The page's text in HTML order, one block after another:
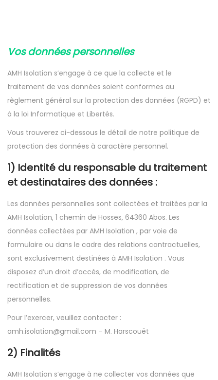
Vos données personnelles
AMH Isolation s’engage à ce que la collecte et le
traitement de vos données soient conformes au
règlement général sur la protection des données (RGPD) et
à la loi Informatique et Libertés.
Vous trouverez ci-dessous le détail de notre politique de
protection des données à caractère personnel.
1) Identité du responsable du traitement
et destinataires des données :
Les données personnelles sont collectées et traitées par la
AMH Isolation, 1 chemin de Hosses, 64360 Abos. Les
données collectées par AMH Isolation , par voie de
formulaire ou dans le cadre des relations contractuelles,
sont exclusivement destinées à AMH Isolation . Vous
disposez d’un droit d’accès, de modification, de
rectification et de suppression de vos données
personnelles.
Pour l’exercer, veuillez contacter :
amh.isolation@gmail.com – M. Harscouët
2) Finalités
AMH Isolation s’engage à ne collecter vos données que